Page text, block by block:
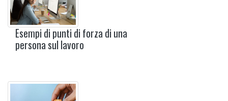
Esempi di punti di forza di una
persona sul lavoro